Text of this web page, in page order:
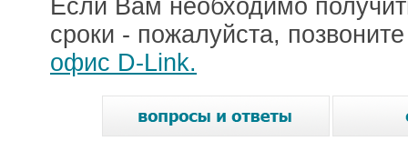
Если Вам необходимо
сроки - пожалуйста,
офис D-Link.